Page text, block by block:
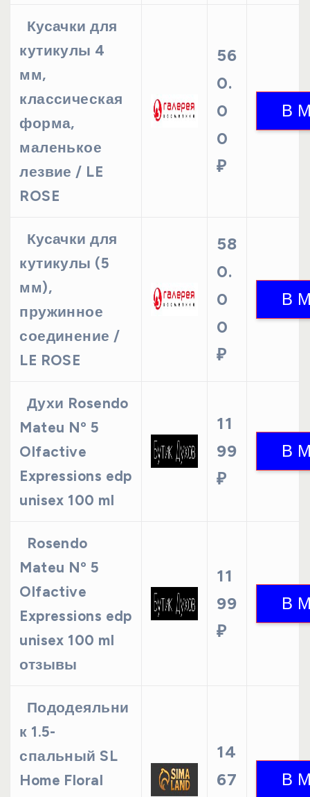
Кусачки для
кутикулы 4
мм,
классическая
форма,
маленькое
лезвие / LE
ROSE
56
0.
0
0
₽
Кусачки для
кутикулы (5
мм),
пружинное
соединение /
LE ROSE
58
0.
0
0
₽
Духи Rosendo
Mateu Nº 5
Olfactive
Expressions edp
unisex 100 ml
11
99
₽
Rosendo
Mateu Nº 5
Olfactive
Expressions edp
unisex 100 ml
отзывы
11
99
₽
Пододеяльни
к 1.5-
спальный SL
Home Floral
14
67